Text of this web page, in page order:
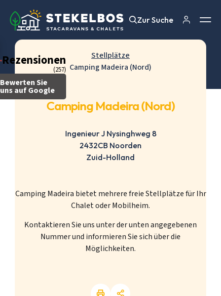
Rezensionen
(257)
Bewerten Sie
uns auf Google
Zur Suche
Zur Suche
Stellplätze
Camping Madeira (Nord)
Camping Madeira (Nord)
Ingenieur J Nysinghweg 8
2432CB Noorden
Zuid-Holland
Camping Madeira bietet mehrere freie Stellplätze für Ihr
Chalet oder Mobilheim.
Kontaktieren Sie uns unter der unten angegebenen
Nummer und informieren Sie sich über die
Möglichkeiten.